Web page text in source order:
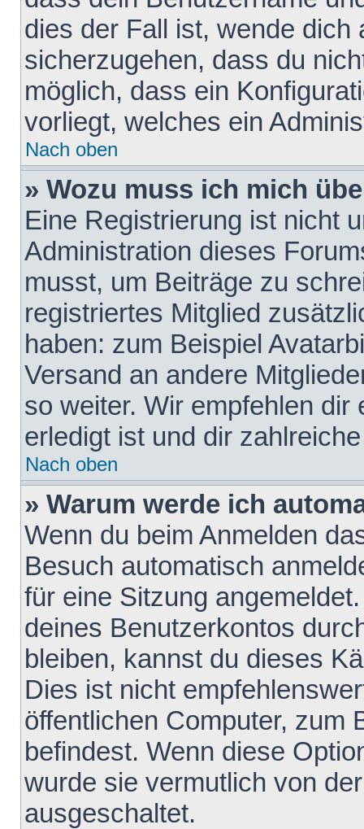
dies der Fall ist, wende dich
sicherzugehen, dass du
möglich, dass ein
vorliegt, welches ein
Nach oben
» Wozu muss ich mich
Eine Registrierung ist nicht
Administration dieses
musst, um Beiträge zu
registriertes Mitglied
haben: zum Beispiel
Versand an andere
so weiter. Wir empfehlen
erledigt ist und dir
Nach oben
» Warum werde ich
Wenn du beim Anmelden
Besuch automatisch
für eine Sitzung
deines Benutzerkontos
bleiben, kannst du dieses
Dies ist nicht
öffentlichen Computer, zum
befindest. Wenn diese
wurde sie vermutlich von
ausgeschaltet.